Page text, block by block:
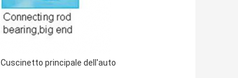
Cuscinetto principale dell'auto